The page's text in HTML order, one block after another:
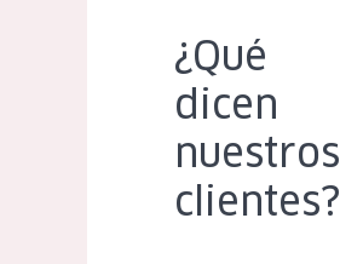
¿Qué
dicen
nuestros
clientes?